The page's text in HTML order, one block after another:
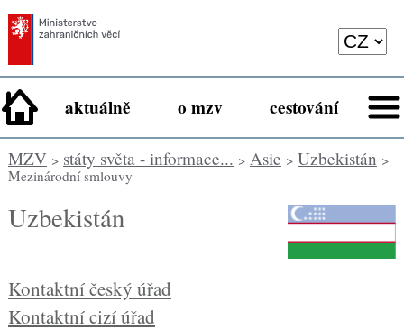
aktuálně o mzv cestování
MZV> státy světa - informace... > Asie > Uzbekistán >
Mezinárodní smlouvy
Uzbekistán
Kontaktní český úřad
Kontaktní cizí úřad